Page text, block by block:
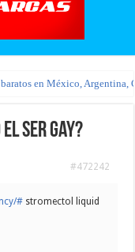
en México, Argentina,
el ser gay?
#472242
# stromectol liquid